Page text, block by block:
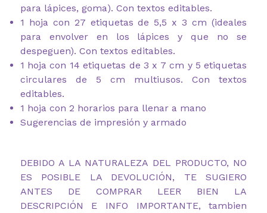
para lápices, goma). Con textos editables.
1 hoja con 27 etiquetas de 5,5 x 3 cm (ideales
para envolver en los lápices y que no se
despeguen). Con textos editables.
1 hoja con 14 etiquetas de 3 x 7 cm y 5 etiquetas
circulares de 5 cm multiusos. Con textos
editables.
1 hoja con 2 horarios para llenar a mano
Sugerencias de impresión y armado
DEBIDO A LA NATURALEZA DEL PRODUCTO, NO
ES POSIBLE LA DEVOLUCIÓN, TE SUGIERO
ANTES DE COMPRAR LEER BIEN LA
DESCRIPCIÓN E INFO IMPORTANTE, tambien